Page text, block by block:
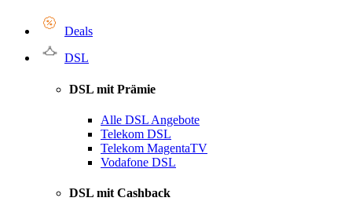
Deals
DSL
DSL mit Prämie
Alle DSL Angebote
Telekom DSL
Telekom MagentaTV
Vodafone DSL
DSL mit Cashback